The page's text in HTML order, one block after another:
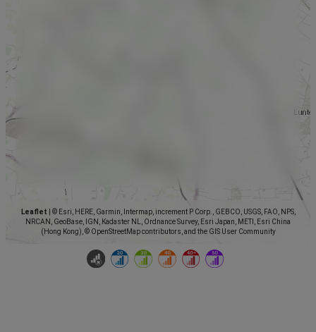
Leaflet
© Esri, HERE, Garmin, Intermap, increment P Corp., GEBCO, USGS, FAO, NPS,
NRCAN, GeoBase, IGN, Kadaster NL, Ordnance Survey, Esri Japan, METI, Esri China
(Hong Kong), © OpenStreetMap contributors, and the GIS User Community